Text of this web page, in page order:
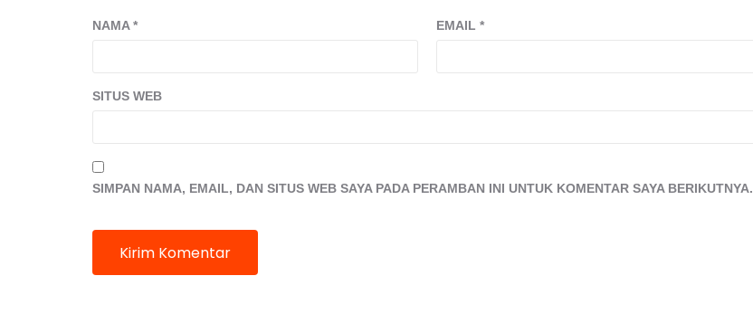
NAMA* EMAIL *
SITUS WEB
SIMPAN NAMA, EMAIL, DAN SITUS WEB SAYA PADA PERAMBAN INI UNTUK KOMENTAR SAYA BERIKUTNYA.